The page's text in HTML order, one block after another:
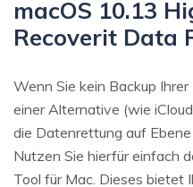
macOS 10.13
Recoverit Data
Wenn Sie kein Backup
einer Alternative (wie
die Datenrettung auf
Nutzen Sie hierfür einfach
Tool für Mac. Dieses bietet